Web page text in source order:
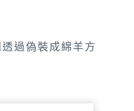
過偽裝成綿羊方